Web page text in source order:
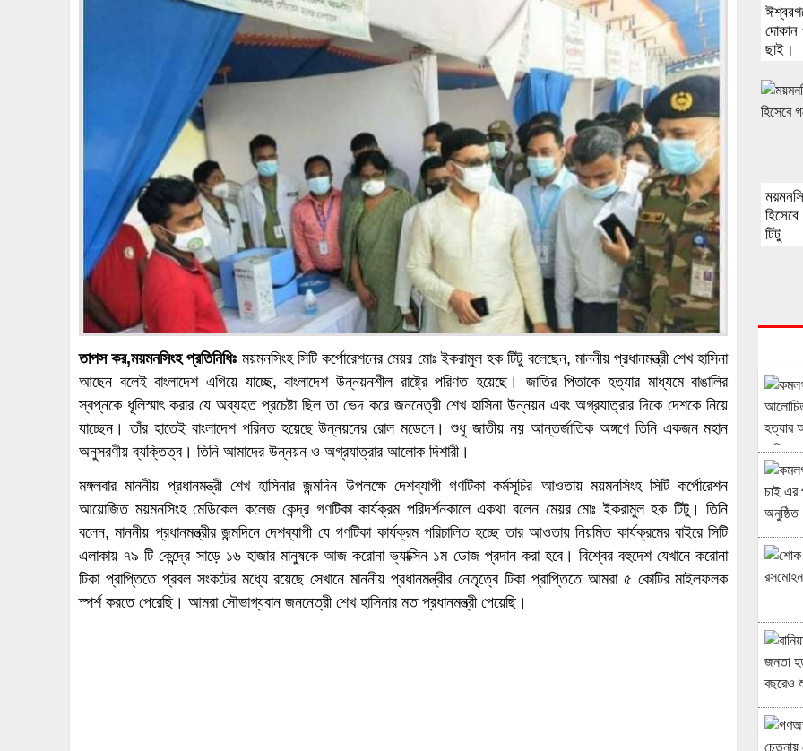
তাপস কর,ময়মনসিংহ প্রতিনিধিঃ ময়মনসিংহ সিটি কর্পোরেশনের মেয়র মোঃ ইকরামুল হক টিটু বলেছেন, মাননীয় প্রধানমন্ত্রী শেখ হাসিনা
আছেন বলেই বাংলাদেশ এগিয়ে যাচ্ছে, বাংলাদেশ উন্নয়নশীল রাষ্ট্রে পরিণত হয়েছে। জাতির পিতাকে হত্যার মাধ্যমে বাঙালির
স্বপ্নকে ধূলিস্মাৎ করার যে অব্যহত প্রচেষ্টা ছিল তা ভেদ করে জননেত্রী শেখ হাসিনা উন্নয়ন এবং অগ্রযাত্রার দিকে দেশকে নিয়ে
যাচ্ছেন। তাঁর হাতেই বাংলাদেশ পরিনত হয়েছে উন্নয়নের রোল মডেলে। শুধু জাতীয় নয় আন্তর্জাতিক অঙ্গণে তিনি একজন মহান
অনুসরণীয় ব্যক্তিত্ব। তিনি আমাদের উন্নয়ন ও অগ্রযাত্রার আলোক দিশারী।
মঙ্গলবার মাননীয় প্রধানমন্ত্রী শেখ হাসিনার জন্মদিন উপলক্ষে দেশব্যাপী গণটিকা কর্মসূচির আওতায় ময়মনসিংহ সিটি কর্পোরেশন
আয়োজিত ময়মনসিংহ মেডিকেল কলেজ কেন্দ্র গণটিকা কার্যক্রম পরিদর্শনকালে একথা বলেন মেয়র মোঃ ইকরামুল হক টিটু। তিনি
বলেন, মাননীয় প্রধানমন্ত্রীর জন্মদিনে দেশব্যাপী যে গণটিকা কার্যক্রম পরিচালিত হচ্ছে তার আওতায় নিয়মিত কার্যক্রমের বাইরে সিটি
এলাকায় ৭৯ টি কেন্দ্রে সাড়ে ১৬ হাজার মানুষকে আজ করোনা ভ্যাক্সিন ১ম ডোজ প্রদান করা হবে। বিশ্বের বহুদেশ যেখানে করোনা
টিকা প্রাপ্তিতে প্রবল সংকটের মধ্যে রয়েছে সেখানে মাননীয় প্রধানমন্ত্রীর নেতৃত্বে টিকা প্রাপ্তিতে আমরা ৫ কোটির মাইলফলক
স্পর্শ করতে পেরেছি। আমরা সৌভাগ্যবান জননেত্রী শেখ হাসিনার মত প্রধানমন্ত্রী পেয়েছি।
দোকান
ছাই।
টিটু